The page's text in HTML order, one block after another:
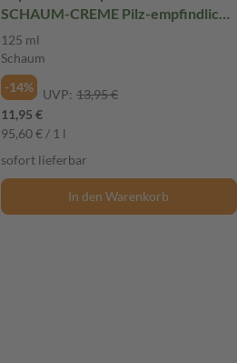
SCHAUM-CREME Pilz-empfindliche
Haut 125 ml Schaum
125 ml
Schaum
-14%
UVP: 13,95 €
11,95 €
95,60 € / 1 l
sofort lieferbar
In den Warenkorb